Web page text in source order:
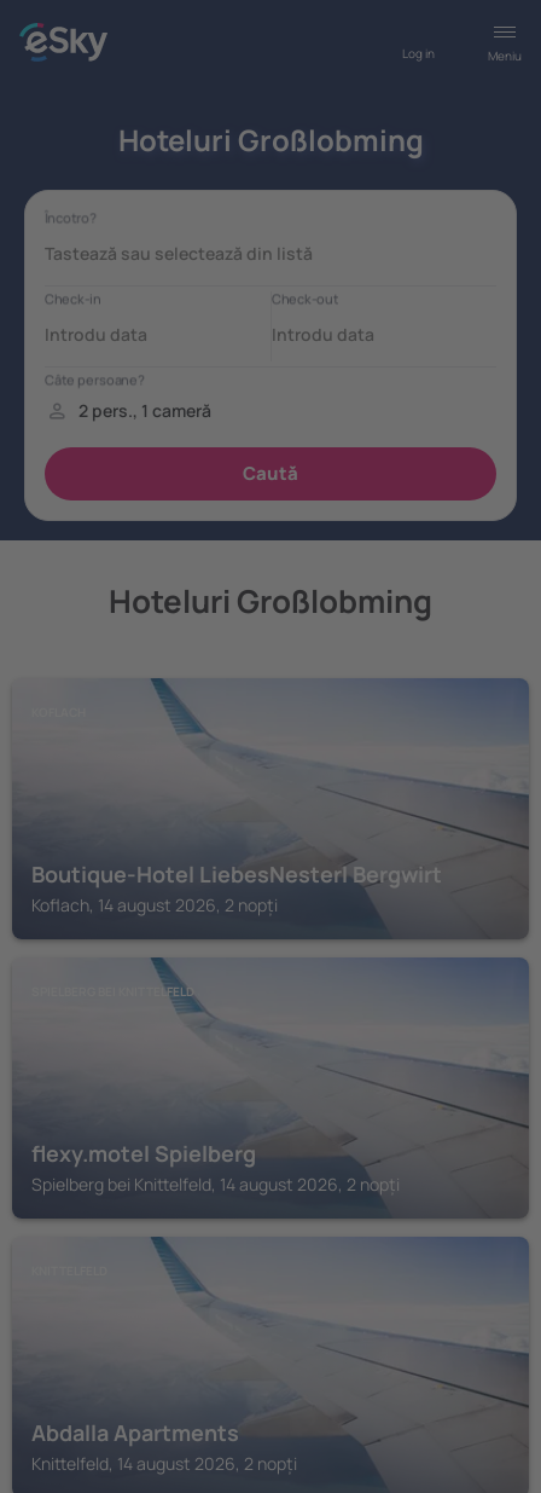
Meniu
Log in
Hoteluri Großlobming
Hoteluri Großlobming
Boutique-Hotel LiebesNesterl Bergwirt
Koflach, 14 august 2026, 2 nopți
SPIELBERG BEI KNITTELFELD
flexy.motel Spielberg
Spielberg bei Knittelfeld, 14 august 2026, 2 nopți
Abdalla Apartments
Knittelfeld, 14 august 2026, 2 nopți